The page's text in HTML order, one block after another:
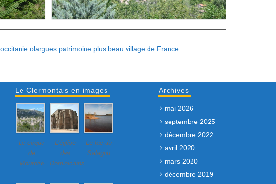
occitanie olargues patrimoine plus beau village de France
Le Clermontais en images
Le cirque
de
Mourèze
L’église
des
Dominicains
Le lac du
Salagou
Archives
mai 2026
septembre 2025
décembre 2022
avril 2020
mars 2020
décembre 2019